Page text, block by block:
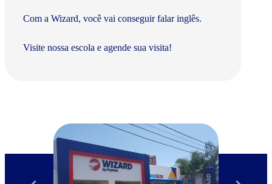
Com a Wizard, você vai conseguir falar inglês.
Visite nossa escola e agende sua visita!